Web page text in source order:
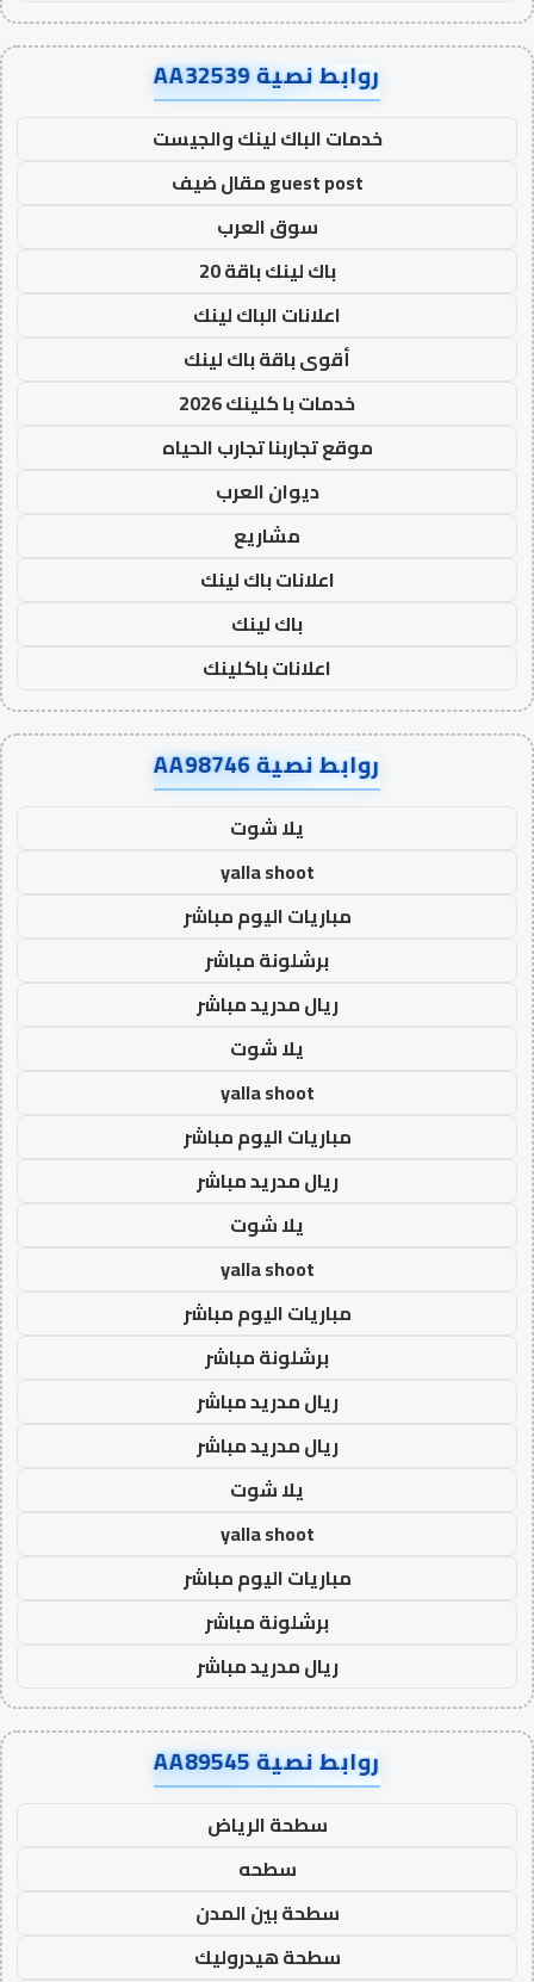
روابط نصية AA32539
خدمات الباك لينك والجيست
guest post مقال ضيف
سوق العرب
باك لينك باقة 20
اعلانات الباك لينك
أقوى باقة باك لينك
خدمات با كلينك 2026
موقع تجاربنا تجارب الحياه
ديوان العرب
مشاريع
اعلانات باك لينك
باك لينك
اعلانات باكلينك
روابط نصية AA98746
يلا شوت
yalla shoot
مباريات اليوم مباشر
برشلونة مباشر
ريال مدريد مباشر
يلا شوت
yalla shoot
مباريات اليوم مباشر
ريال مدريد مباشر
يلا شوت
yalla shoot
مباريات اليوم مباشر
برشلونة مباشر
ريال مدريد مباشر
ريال مدريد مباشر
يلا شوت
yalla shoot
مباريات اليوم مباشر
برشلونة مباشر
ريال مدريد مباشر
روابط نصية AA89545
سطحة الرياض
سطحه
سطحة بين المدن
سطحة هيدروليك